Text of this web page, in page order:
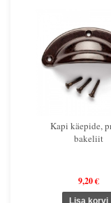
Kapi käepide,
bakeliit
9,20 €